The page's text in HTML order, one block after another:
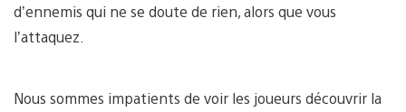
d’ennemis qui ne se doute de rien, alors que vous
l’attaquez.
Nous sommes impatients de voir les joueurs découvrir la